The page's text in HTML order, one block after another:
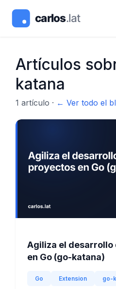
Artículos
katana
1 artículo · ← Ver todo el
Agiliza el
en Go (go-katana)
Go Extension go-